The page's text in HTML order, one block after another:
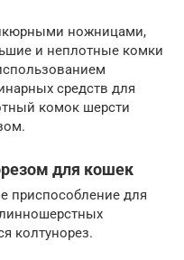
ножницами,
и неплотные комки
средств для
комок шерсти
для кошек
приспособление для
колтунорез.